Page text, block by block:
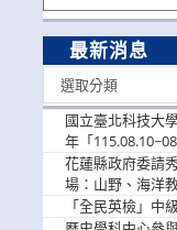
最新消息
選取分類
國立臺北科技大
年「
歡迎學生踴躍報
花蓮縣政府委請
場：山野、海洋
參加
「全民英檢」中